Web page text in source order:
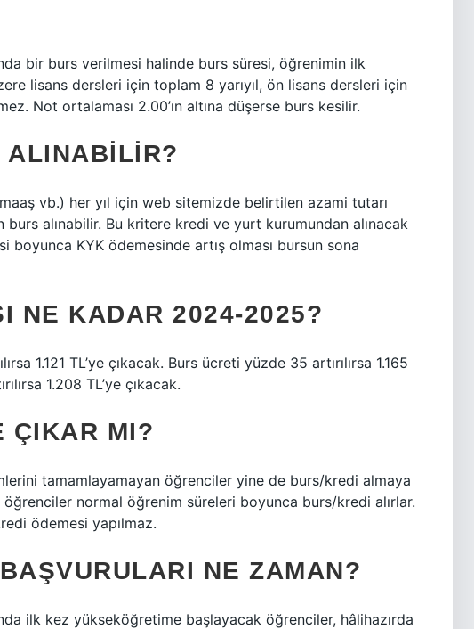
bir burs verilmesi halinde burs süresi, öğrenimin ilk
lisans dersleri için toplam 8 yarıyıl, ön lisans dersleri için
Not ortalaması 2.00’ın altına düşerse burs kesilir.
ALINABILIR?
vb.) her yıl için web sitemizde belirtilen azami tutarı
burs alınabilir. Bu kritere kredi ve yurt kurumundan alınacak
KYK ödemesinde artış olması bursun sona
NE KADAR 2024-2025?
1.121 TL’ye çıkacak. Burs ücreti yüzde 35 artırılırsa 1.165
1.208 TL’ye çıkacak.
ÇIKAR MI?
tamamlayamayan öğrenciler yine de burs/kredi almaya
öğrenciler normal öğrenim süreleri boyunca burs/kredi alırlar.
ödemesi yapılmaz.
NE ZAMAN?
ilk kez yükseköğretime başlayacak öğrenciler, hâlihazırda